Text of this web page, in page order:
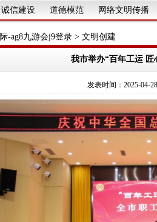
诚信建设 道德模范 网络文明传播
-ag8九游会j9登录 > 文明创建
我市举办“百年工运
发表时间：2025-